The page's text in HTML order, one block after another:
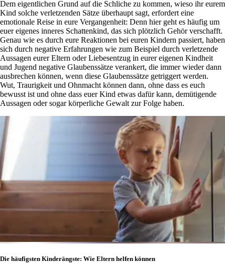
Dem eigentlichen Grund auf die Schliche zu kommen, wieso ihr eurem
Kind solche verletzenden Sätze überhaupt sagt, erfordert eine
emotionale Reise in eure Vergangenheit: Denn hier geht es häufig um
euer eigenes inneres Schattenkind, das sich plötzlich Gehör verschafft.
Genau wie es durch eure Reaktionen bei euren Kindern passiert, haben
sich durch negative Erfahrungen wie zum Beispiel durch verletzende
Aussagen eurer Eltern oder Liebesentzug in eurer eigenen Kindheit
und Jugend negative Glaubenssätze verankert, die immer wieder dann
ausbrechen können, wenn diese Glaubenssätze getriggert werden.
Wut, Traurigkeit und Ohnmacht können dann, ohne dass es euch
bewusst ist und ohne dass euer Kind etwas dafür kann, demütigende
Aussagen oder sogar körperliche Gewalt zur Folge haben.
Die häufigsten Kinderängste: Wie Eltern helfen können